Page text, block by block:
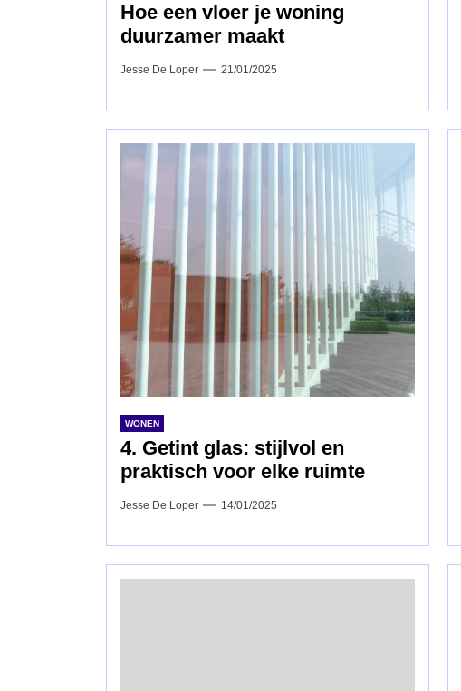
Hoe een vloer je woning
duurzamer maakt
Jesse De Loper 21/01/2025
WONEN
4. Getint glas: stijlvol en
praktisch voor elke ruimte
Jesse De Loper 14/01/2025